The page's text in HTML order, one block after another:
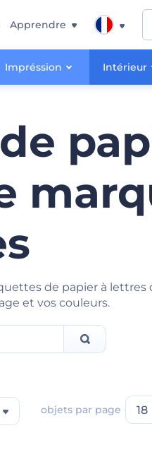
Impréssion Intérieur
Apprendre
de papier à
et vos couleurs.
objets par page 18